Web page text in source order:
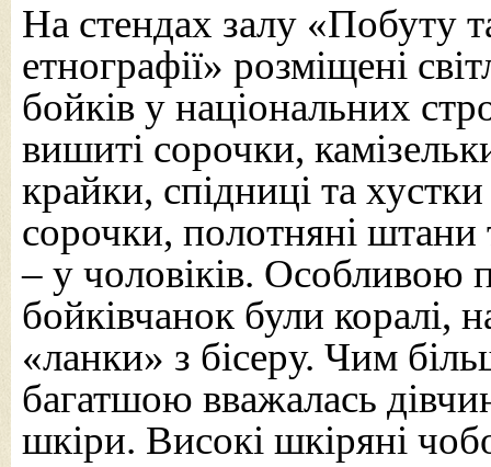
На стендах залу «Побуту
етнографії» розміщені
бойків у національних
вишиті сорочки,
крайки, спідниці та
сорочки, полотняні штани
– у чоловіків. Особливою
бойківчанок були коралі,
«ланки» з бісеру. Чим
багатшою вважалась
шкіри. Високі шкіряні